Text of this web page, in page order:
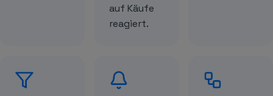
auf Käufe
reagiert.